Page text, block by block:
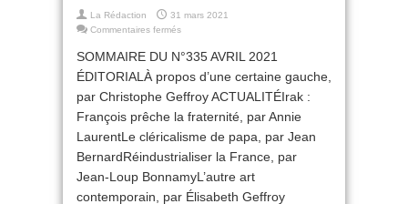
La Rédaction
31 mars 2021
Commentaires fermés
n°334
SOMMAIRE DU N°335 AVRIL 2021
ÉDITORIALÀ propos d’une certaine gauche,
par Christophe Geffroy ACTUALITÉIrak :
François prêche la fraternité, par Annie
LaurentLe cléricalisme de papa, par Jean
BernardRéindustrialiser la France, par
Jean-Loup BonnamyL’autre art
contemporain, par Élisabeth Geffroy